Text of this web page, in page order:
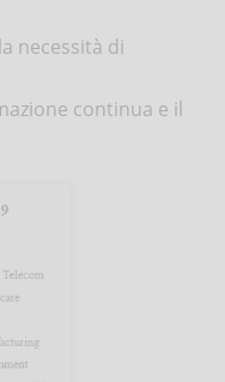
necessità di
continua e il